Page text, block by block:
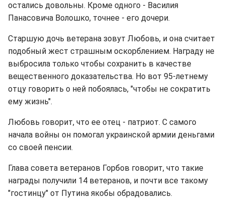
остались довольны. Кроме одного - Василия
Панасовича Волошко, точнее - его дочери.
Старшую дочь ветерана зовут Любовь, и она считает
подобный жест страшным оскорблением. Награду не
выбросила только чтобы сохранить в качестве
вещественного доказательства. Но вот 95-летнему
отцу говорить о ней побоялась, "чтобы не сократить
ему жизнь".
Любовь говорит, что ее отец - патриот. С самого
начала войны он помогал украинской армии деньгами
со своей пенсии.
Глава совета ветеранов Горбов говорит, что такие
награды получили 14 ветеранов, и почти все такому
"гостинцу" от Путина якобы обрадовались.